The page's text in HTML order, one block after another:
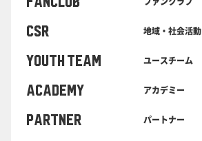
CSR 地域・社会活動
YOUTH TEAM ユースチーム
ACADEMY アカデミー
PARTNER パートナー